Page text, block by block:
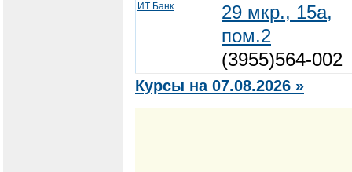
ИТ Банк
29 мкр., 15а,
пом.2
(3955)564-002
Курсы на 07.08.2026 »